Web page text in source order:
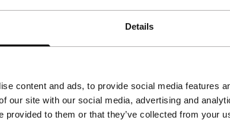
Details
content and ads, to provide social media features
our site with our social media, advertising and
provided to them or that they’ve collected from your